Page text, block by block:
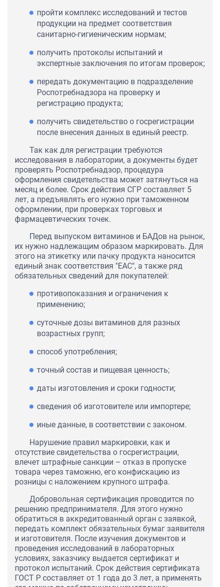
пройти комплекс исследований и тестов
продукции на предмет соответствия
санитарно-гигиеническим нормам;
получить протоколы испытаний и
экспертные заключения по итогам проверок;
передать документацию в подразделение
Роспотребнадзора на проверку и
регистрацию продукта;
получить свидетельство о госрегистрации
после внесения данных в единый реестр.
Так как для регистрации требуются
исследования в лаборатории, а документы будет
проверять Роспотребнадзор, процедура
оформления свидетельства может затянуться на
месяц и более. Срок действия СГР составляет 5
лет, а предъявлять его нужно при таможенном
оформлении, при проверках торговых и
фармацевтических точек.
Перед выпуском витаминов и БАДов на рынок,
их нужно надлежащим образом маркировать. Для
этого на этикетку или пачку продукта наносится
единый знак соответствия "ЕАС", а также ряд
обязательных сведений для покупателей:
противопоказания и ограничения к
применению;
суточные дозы витаминов для разных
возрастных групп;
способ употребления;
точный состав и пищевая ценность;
даты изготовления и сроки годности;
сведения об изготовителе или импортере;
иные данные, в соответствии с законом.
Нарушение правил маркировки, как и
отсутствие свидетельства о госрегистрации,
влечет штрафные санкции – отказ в пропуске
товара через таможню, его конфискацию из
розницы с наложением крупного штрафа.
Добровольная сертификация проводится по
решению предпринимателя. Для этого нужно
обратиться в аккредитованный орган с заявкой,
передать комплект обязательных бумаг заявителя
и изготовителя. После изучения документов и
проведения исследований в лабораторных
условиях, заказчику выдается сертификат и
протокол испытаний. Срок действия сертификата
ГОСТ Р составляет от 1 года до 3 лет, а применять